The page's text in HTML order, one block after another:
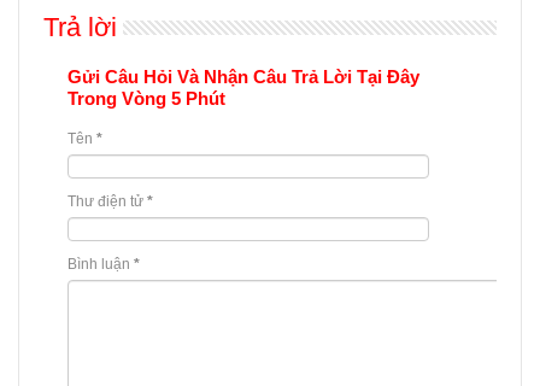
Trả lời
Gửi Câu Hỏi Và Nhận Câu Trả Lời Tại Đây
Trong Vòng 5 Phút
Tên *
Thư điện tử *
Bình luận *